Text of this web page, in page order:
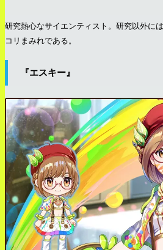
研究熱心なサイエンティスト。研究以外に
コリまみれである。
『エスキー』